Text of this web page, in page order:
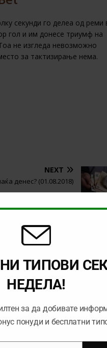
секунди го делеа од реми
гол и им донесе триумф на
не изгледа невозможно
за тактизирање нема.
NEXT
денес? (01.08.2018)
ТИПОВИ
НЕДЕЛА!
за да добивате
понуди и бесплатни